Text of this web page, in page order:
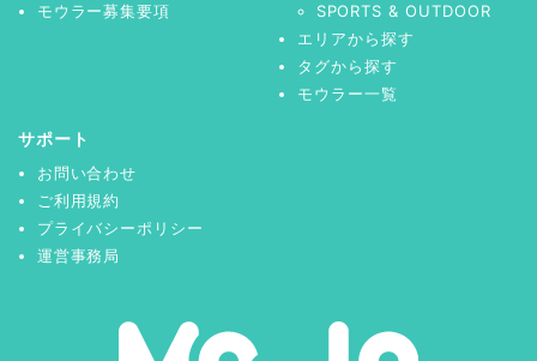
モウラー募集要項
SPORTS & OUTDOOR
エリアから探す
タグから探す
モウラー一覧
サポート
お問い合わせ
ご利用規約
プライバシーポリシー
運営事務局